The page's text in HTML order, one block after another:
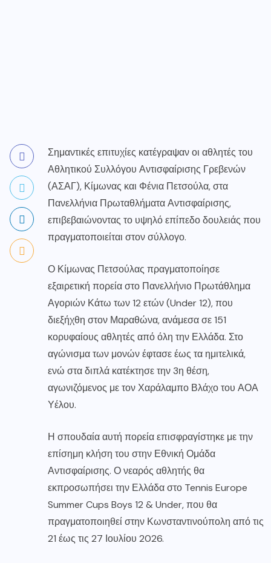
Σημαντικές επιτυχίες κατέγραψαν οι αθλητές του
Αθλητικού Συλλόγου Αντισφαίρισης Γρεβενών
(ΑΣΑΓ), Κίμωνας και Φένια Πετσούλα, στα
Πανελλήνια Πρωταθλήματα Αντισφαίρισης,
επιβεβαιώνοντας το υψηλό επίπεδο δουλειάς που
πραγματοποιείται στον σύλλογο.
Ο Κίμωνας Πετσούλας πραγματοποίησε
εξαιρετική πορεία στο Πανελλήνιο Πρωτάθλημα
Αγοριών Κάτω των 12 ετών (Under 12), που
διεξήχθη στον Μαραθώνα, ανάμεσα σε 151
κορυφαίους αθλητές από όλη την Ελλάδα. Στο
αγώνισμα των μονών έφτασε έως τα ημιτελικά,
ενώ στα διπλά κατέκτησε την 3η θέση,
αγωνιζόμενος με τον Χαράλαμπο Βλάχο του ΑΟΑ
Υέλου.
Η σπουδαία αυτή πορεία επισφραγίστηκε με την
επίσημη κλήση του στην Εθνική Ομάδα
Αντισφαίρισης. Ο νεαρός αθλητής θα
εκπροσωπήσει την Ελλάδα στο Tennis Europe
Summer Cups Boys 12 & Under, που θα
πραγματοποιηθεί στην Κωνσταντινούπολη από τις
21 έως τις 27 Ιουλίου 2026.